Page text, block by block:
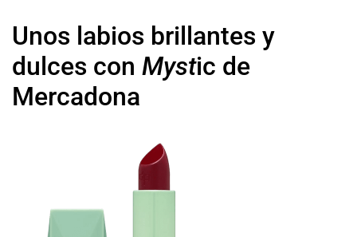
Unos labios brillantes y
dulces con Mystic de
Mercadona